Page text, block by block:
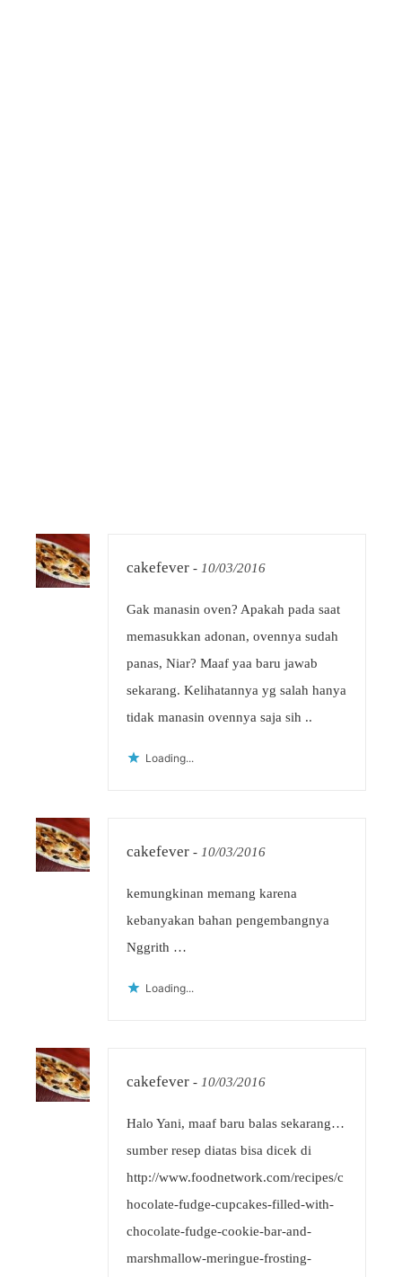
cakefever - 10/03/2016
Gak manasin oven? Apakah pada saat
memasukkan adonan, ovennya sudah
panas, Niar? Maaf yaa baru jawab
sekarang. Kelihatannya yg salah hanya
tidak manasin ovennya saja sih ..
Loading...
cakefever - 10/03/2016
kemungkinan memang karena
kebanyakan bahan pengembangnya
Nggrith …
Loading...
cakefever - 10/03/2016
Halo Yani, maaf baru balas sekarang…
sumber resep diatas bisa dicek di
http://www.foodnetwork.com/recipes/c
hocolate-fudge-cupcakes-filled-with-
chocolate-fudge-cookie-bar-and-
marshmallow-meringue-frosting-